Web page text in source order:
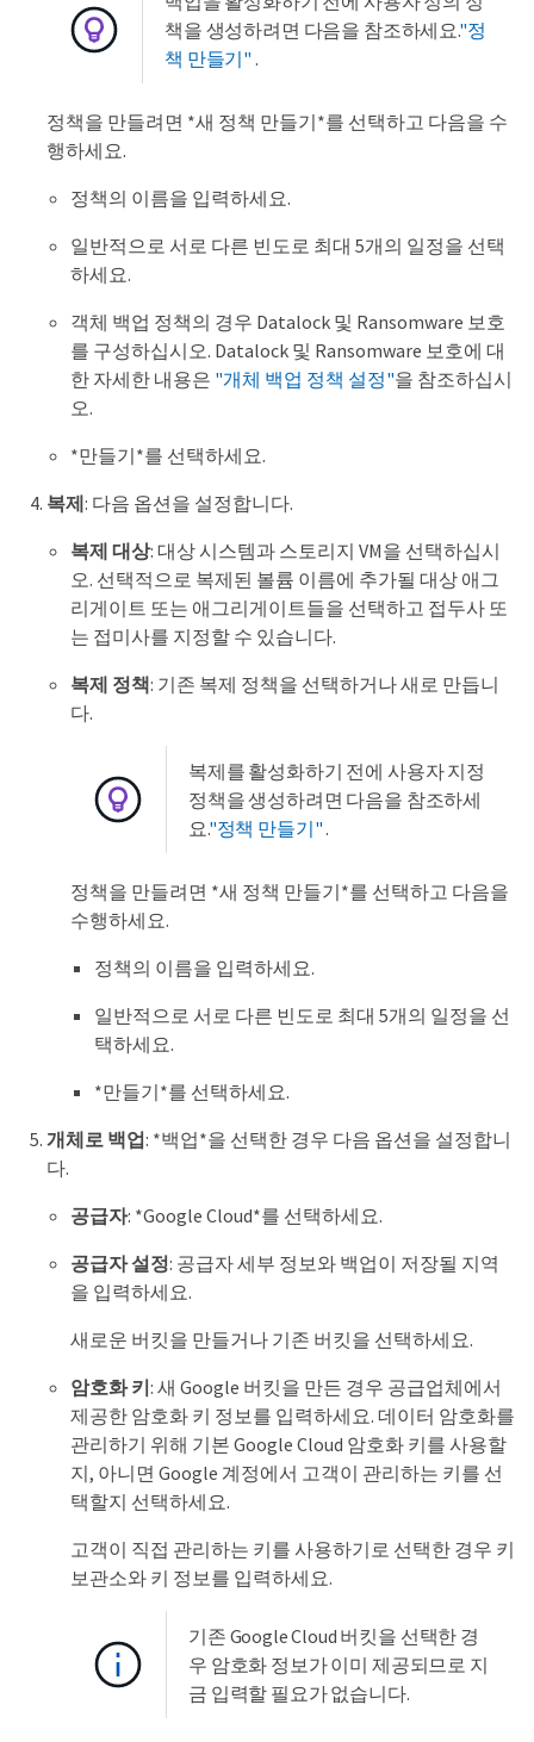
책을 생성하려면 다음을 참조하세요."정
책 만들기" .
정책을 만들려면 *새 정책 만들기*를 선택하고 다음을 수
행하세요.
정책의 이름을 입력하세요.
일반적으로 서로 다른 빈도로 최대 5개의 일정을 선택
하세요.
객체 백업 정책의 경우 Datalock 및 Ransomware 보호
를 구성하십시오. Datalock 및 Ransomware 보호에 대
한 자세한 내용은 "개체 백업 정책 설정"을 참조하십시
오.
*만들기*를 선택하세요.
복제: 다음 옵션을 설정합니다.
복제 대상: 대상 시스템과 스토리지 VM을 선택하십시
오. 선택적으로 복제된 볼륨 이름에 추가될 대상 애그
리게이트 또는 애그리게이트들을 선택하고 접두사 또
는 접미사를 지정할 수 있습니다.
복제 정책: 기존 복제 정책을 선택하거나 새로 만듭니
다.
복제를 활성화하기 전에 사용자 지정
정책을 생성하려면 다음을 참조하세
요."정책 만들기".
정책을 만들려면 *새 정책 만들기*를 선택하고 다음을
수행하세요.
정책의 이름을 입력하세요.
일반적으로 서로 다른 빈도로 최대 5개의 일정을 선
택하세요.
*만들기*를 선택하세요.
개체로 백업: *백업*을 선택한 경우 다음 옵션을 설정합니
다.
공급자: *Google Cloud*를 선택하세요.
공급자 설정: 공급자 세부 정보와 백업이 저장될 지역
을 입력하세요.
새로운 버킷을 만들거나 기존 버킷을 선택하세요.
암호화 키: 새 Google 버킷을 만든 경우 공급업체에서
제공한 암호화 키 정보를 입력하세요. 데이터 암호화를
관리하기 위해 기본 Google Cloud 암호화 키를 사용할
지, 아니면 Google 계정에서 고객이 관리하는 키를 선
택할지 선택하세요.
고객이 직접 관리하는 키를 사용하기로 선택한 경우 키
보관소와 키 정보를 입력하세요.
기존 Google Cloud 버킷을 선택한 경
우 암호화 정보가 이미 제공되므로 지
금 입력할 필요가 없습니다.